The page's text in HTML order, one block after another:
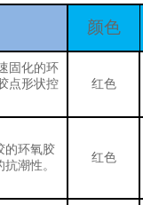
颜色
固化的环
点形状控
红色
的环氧胶
潮性。
红色